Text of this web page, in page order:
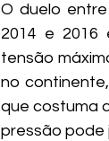
O duelo
2014 e 2016
tensão
no
que costuma
pressão pode